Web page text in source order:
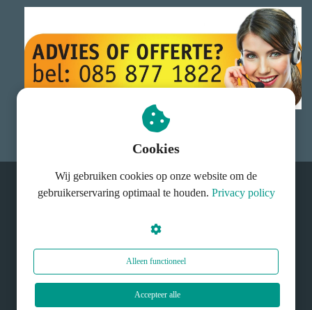
© EnergieAnders B.V.
Cookies
Wij gebruiken cookies op onze website om de
gebruikerservaring optimaal te houden. Privacy policy
Alleen functioneel
Accepteer alle